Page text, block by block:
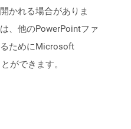
かれる場合がありま
、他のPowerPointファ
ためにMicrosoft
ができます。